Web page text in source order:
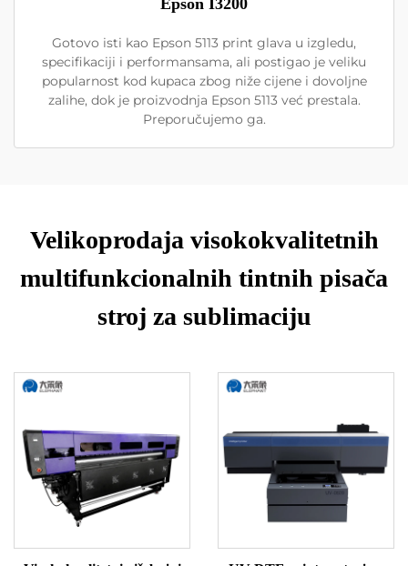
Epson I3200
Gotovo isti kao Epson 5113 print glava u izgledu,
specifikaciji i performansama, ali postigao je veliku
popularnost kod kupaca zbog niže cijene i dovoljne
zalihe, dok je proizvodnja Epson 5113 već prestala.
Preporučujemo ga.
Velikoprodaja visokokvalitetnih
multifunkcionalnih tintnih pisača
stroj za sublimaciju